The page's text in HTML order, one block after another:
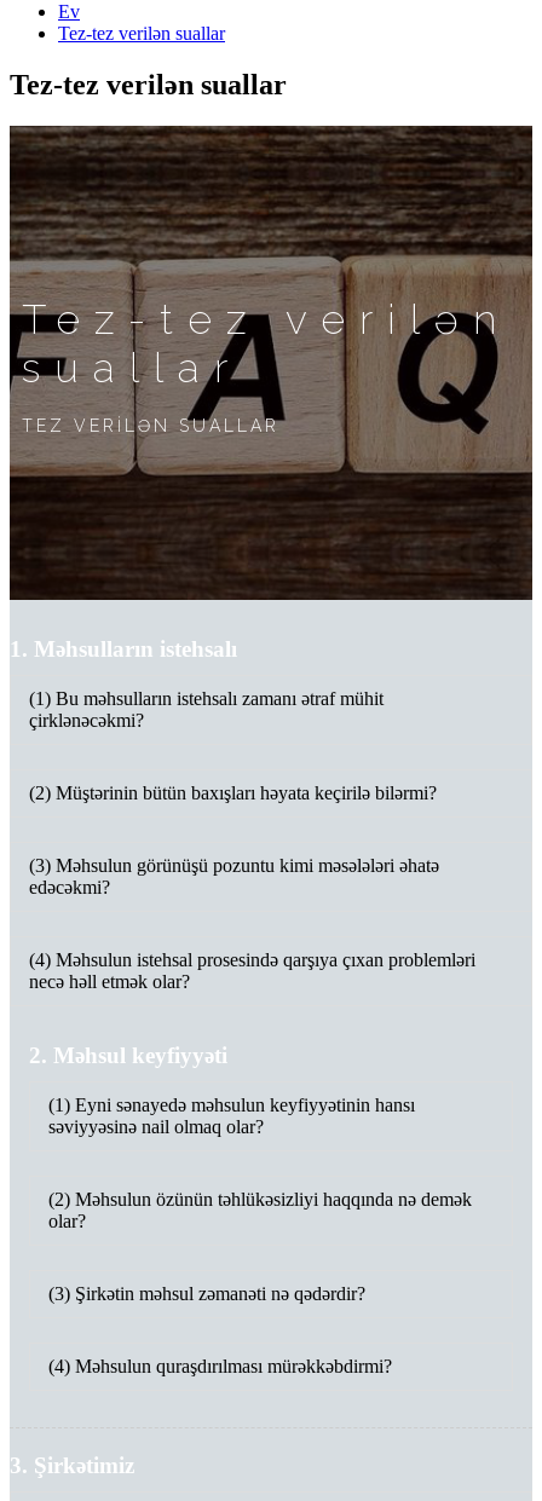
Ev
Tez-tez verilən suallar
Tez-tez verilən suallar
Tez-tez verilən
suallar
TEZ VERİLƏN SUALLAR
1. Məhsulların istehsalı
(1) Bu məhsulların istehsalı zamanı ətraf mühit
çirklənəcəkmi?
(2) Müştərinin bütün baxışları həyata keçirilə bilərmi?
(3) Məhsulun görünüşü pozuntu kimi məsələləri əhatə
edəcəkmi?
(4) Məhsulun istehsal prosesində qarşıya çıxan problemləri
necə həll etmək olar?
2. Məhsul keyfiyyəti
(1) Eyni sənayedə məhsulun keyfiyyətinin hansı
səviyyəsinə nail olmaq olar?
(2) Məhsulun özünün təhlükəsizliyi haqqında nə demək
olar?
(3) Şirkətin məhsul zəmanəti nə qədərdir?
(4) Məhsulun quraşdırılması mürəkkəbdirmi?
3. Şirkətimiz